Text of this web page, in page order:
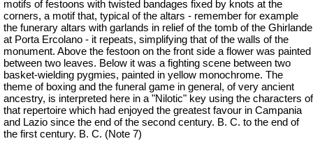
motifs of festoons with twisted bandages fixed by knots at the
corners, a motif that, typical of the altars - remember for example
the funerary altars with garlands in relief of the tomb of the Ghirlande
at Porta Ercolano - it repeats, simplifying that of the walls of the
monument. Above the festoon on the front side a flower was painted
between two leaves. Below it was a fighting scene between two
basket-wielding pygmies, painted in yellow monochrome. The
theme of boxing and the funeral game in general, of very ancient
ancestry, is interpreted here in a "Nilotic" key using the characters of
that repertoire which had enjoyed the greatest favour in Campania
and Lazio since the end of the second century. B. C. to the end of
the first century. B. C. (Note 7)